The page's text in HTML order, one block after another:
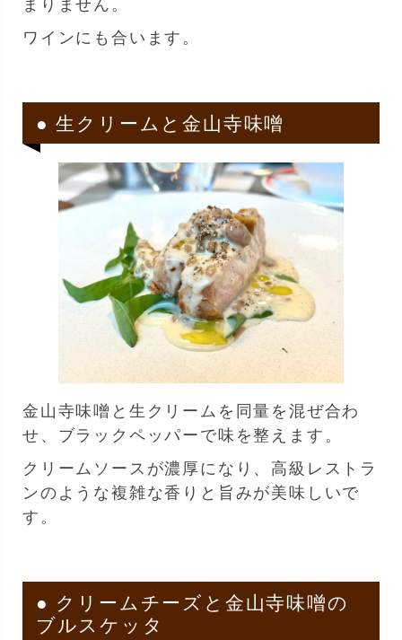
まりません。
ワインにも合います。
● 生クリームと金山寺味噌
金山寺味噌と生クリームを同量を混ぜ合わ
せ、ブラックペッパーで味を整えます。
クリームソースが濃厚になり、高級レストラ
ンのような複雑な香りと旨みが美味しいで
す。
● クリームチーズと金山寺味噌の
ブルスケッタ